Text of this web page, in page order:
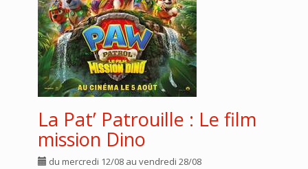
La Pat’ Patrouille : Le film
mission Dino
du mercredi 12/08 au vendredi 28/08